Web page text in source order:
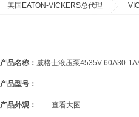
美国EATON-VICKERS总代理
产品名称： 威格士液压泵4535V-60A30-
产品型号：
产品外观： 查看大图